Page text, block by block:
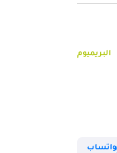
البريميوم
واتساب